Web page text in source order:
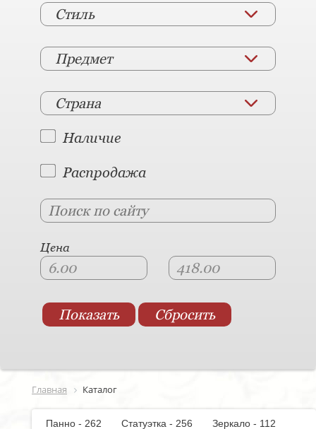
Стиль
Предмет
Страна
Наличие
Распродажа
Цена
Главная Каталог
Панно - 262 Статуэтка - 256
Зеркало - 112